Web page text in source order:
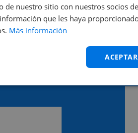
nuestro sitio con nuestros socios
que les haya
Más información